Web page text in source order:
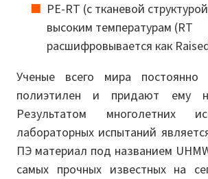
PE-RT (с тканевой
высоким температурам (RT
расшифровывается как
Ученые всего мира постоянно
полиэтилен и придают ему
Результатом многолетних
лабораторных испытаний
ПЭ материал под названием
самых прочных известных на